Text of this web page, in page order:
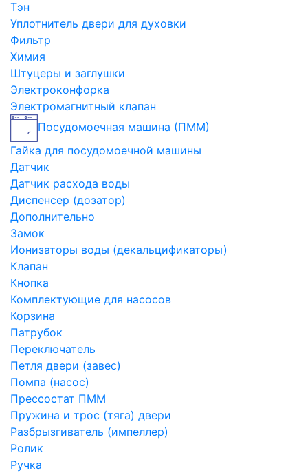
Тэн
Уплотнитель двери для духовки
Фильтр
Химия
Штуцеры и заглушки
Электроконфорка
Электромагнитный клапан
Посудомоечная машина (ПММ)
Гайка для посудомоечной машины
Датчик
Датчик расхода воды
Диспенсер (дозатор)
Дополнительно
Замок
Ионизаторы воды (декальцификаторы)
Клапан
Кнопка
Комплектующие для насосов
Корзина
Патрубок
Переключатель
Петля двери (завес)
Помпа (насос)
Преcсостат ПММ
Пружина и трос (тяга) двери
Разбрызгиватель (импеллер)
Ролик
Ручка